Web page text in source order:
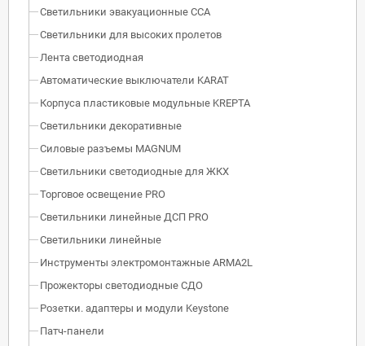
Светильники эвакуационные ССА
Светильники для высоких пролетов
Лента светодиодная
Автоматические выключатели KARAT
Корпуса пластиковые модульные KREPTA
Светильники декоративные
Силовые разъемы MAGNUM
Светильники светодиодные для ЖКХ
Торговое освещение PRO
Светильники линейные ДСП PRO
Светильники линейные
Инструменты электромонтажные ARMA2L
Прожекторы светодиодные СДО
Розетки. адаптеры и модули Keystone
Патч-панели